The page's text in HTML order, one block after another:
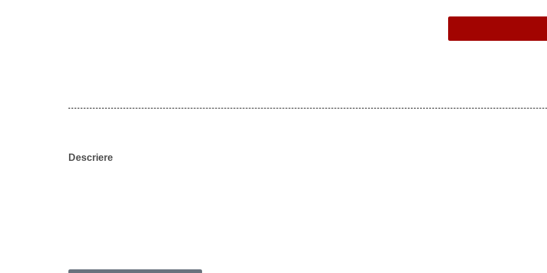
Descriere